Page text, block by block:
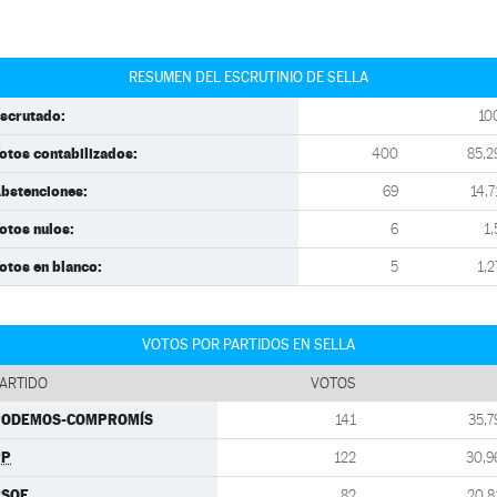
RESUMEN DEL ESCRUTINIO DE SELLA
contabilizados: 400
69
nulos: 6
en blanco: 5
VOTOS POR PARTIDOS EN SELLA
VOTOS
COMPROMÍS 141
122